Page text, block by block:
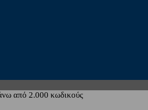
από 2.000 κωδικούς